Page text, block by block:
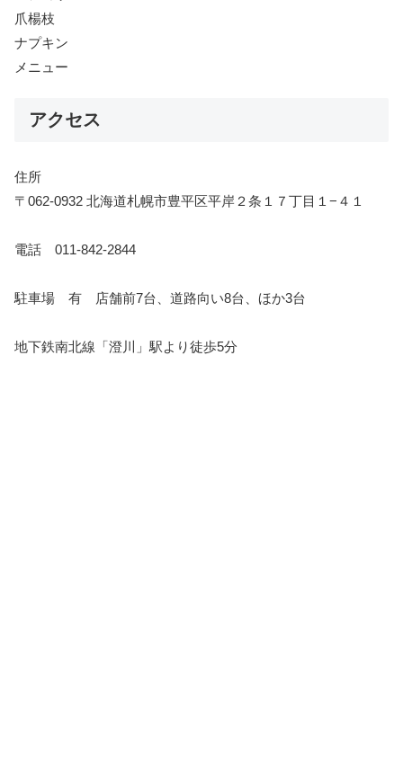
爪楊枝
ナプキン
メニュー
アクセス
住所
〒062-0932 北海道札幌市豊平区平岸２条１７丁目１−４１
電話 011-842-2844
駐車場 有 店舗前7台、道路向い8台、ほか3台
地下鉄南北線「澄川」駅より徒歩5分